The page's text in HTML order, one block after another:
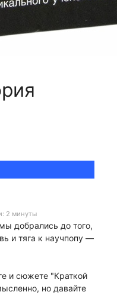
2 минуты
добрались до того,
и тяга к научпопу —
и сюжете "Краткой
но давайте